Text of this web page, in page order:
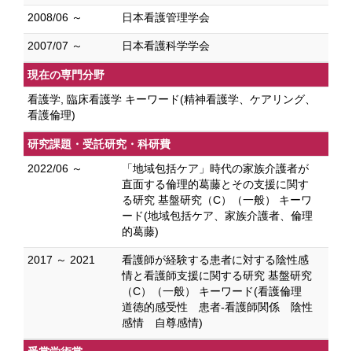
2008/06 ～ 日本看護管理学会
2007/07 ～ 日本看護科学学会
現在の専門分野
看護学, 臨床看護学 キーワード(精神看護学、ケアリング、
看護倫理)
研究課題・受託研究・科研費
2022/06 ～
「地域包括ケア」時代の家族介護者が
直面する倫理的葛藤とその支援に関す
る研究 基盤研究（C）（一般） キーワ
ード(地域包括ケア、家族介護者、倫理
的葛藤)
2017 ～ 2021
看護師が経験する患者に対する陰性感
情と看護師支援に関する研究 基盤研究
（C）（一般） キーワード(看護倫理
道徳的感受性 患者-看護師関係 陰性
感情 自尊感情)